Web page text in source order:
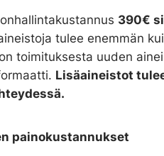
390€
tulee enemmän
toimituksesta uuden
Lisäaineistot
painokustannukset